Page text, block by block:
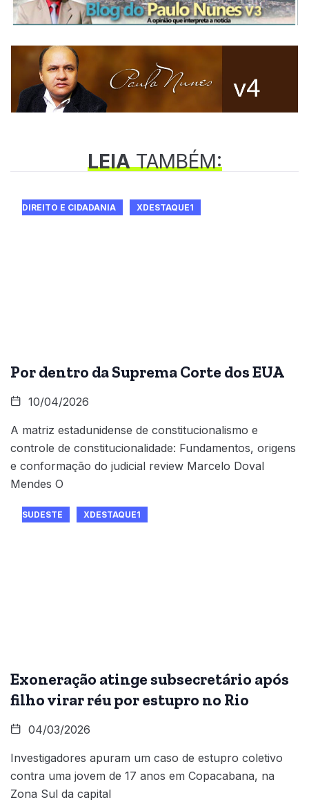
LEIATAMBÉM:
DIREITO E CIDADANIA XDESTAQUE1
Por dentro da Suprema Corte dos EUA
10/04/2026
A matriz estadunidense de constitucionalismo e
controle de constitucionalidade: Fundamentos, origens
e conformação do judicial review Marcelo Doval
Mendes O
SUDESTE XDESTAQUE1
Exoneração atinge subsecretário após
filho virar réu por estupro no Rio
04/03/2026
Investigadores apuram um caso de estupro coletivo
contra uma jovem de 17 anos em Copacabana, na
Zona Sul da capital